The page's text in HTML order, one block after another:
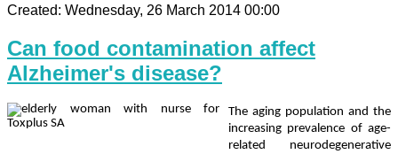
Created: Wednesday, 26 March 2014 00:00
Can food contamination affect
Alzheimer's disease?
The aging population and the
increasing prevalence of age-
related neurodegenerative